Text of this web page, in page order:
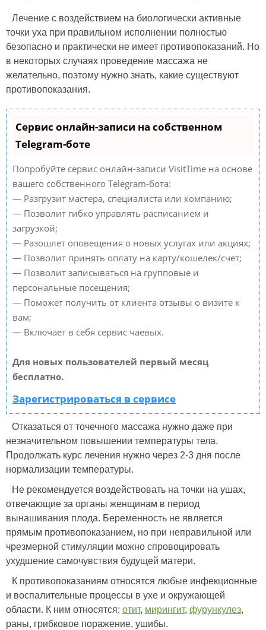
Лечение с воздействием на биологически активные
точки уха при правильном исполнении полностью
безопасно и практически не имеет противопоказаний. Но
в некоторых случаях проведение массажа не
желательно, поэтому нужно знать, какие существуют
противопоказания.
Сервис онлайн-записи на собственном
Telegram-боте
Попробуйте сервис онлайн-записи VisitTime на основе
вашего собственного Telegram-бота:
— Разгрузит мастера, специалиста или компанию;
— Позволит гибко управлять расписанием и
загрузкой;
— Разошлет оповещения о новых услугах или акциях;
— Позволит принять оплату на карту/кошелек/счет;
— Позволит записываться на групповые и
персональные посещения;
— Поможет получить от клиента отзывы о визите к
вам;
— Включает в себя сервис чаевых.
Для новых пользователей первый месяц
бесплатно.
Зарегистрироваться в сервисе
Отказаться от точечного массажа нужно даже при
незначительном повышении температуры тела.
Продолжать курс лечения нужно через 2-3 дня после
нормализации температуры.
Не рекомендуется воздействовать на точки на ушах,
отвечающие за органы женщинам в период
вынашивания плода. Беременность не является
прямым противопоказанием, но при неправильной или
чрезмерной стимуляции можно спровоцировать
ухудшение самочувствия будущей матери.
К противопоказаниям относятся любые инфекционные
и воспалительные процессы в ухе и окружающей
области. К ним относятся: отит, мирингит, фурункулез,
раны, грибковое поражение, ушибы.